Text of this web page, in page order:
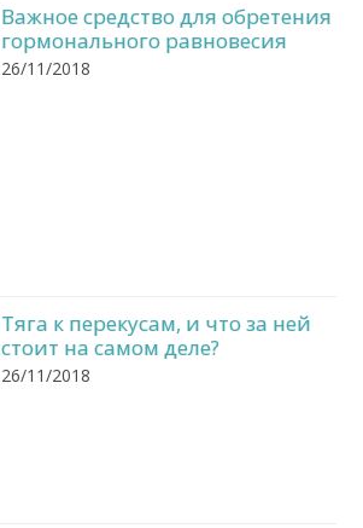
Важное средство для обретения
гормонального равновесия
26/11/2018
Тяга к перекусам, и что за ней
стоит на самом деле?
26/11/2018